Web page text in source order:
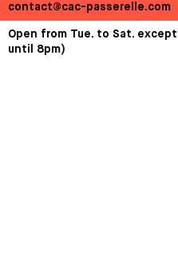
contact@cac-passerelle.com
Open from Tue. to Sat.
until 8pm)